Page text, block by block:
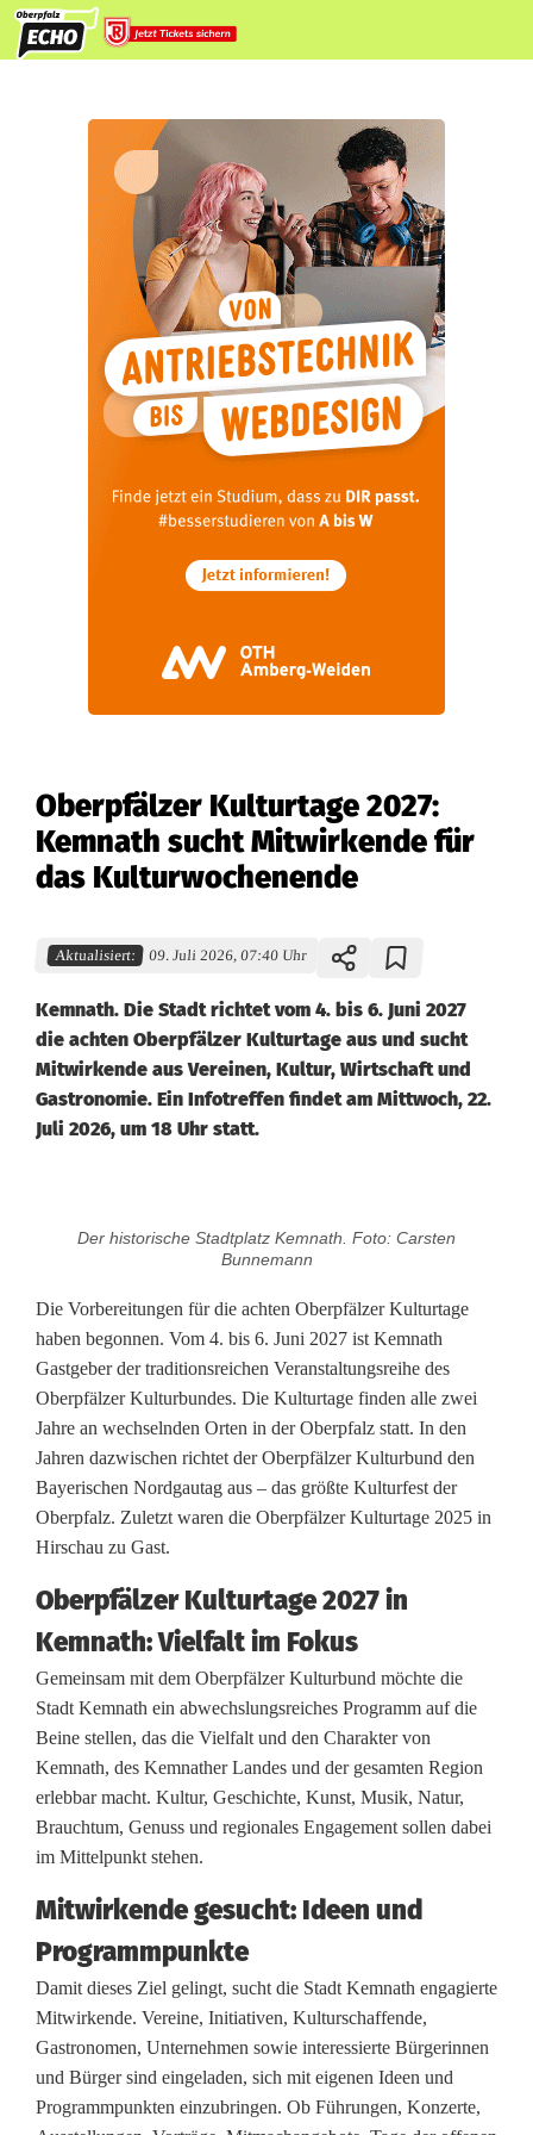
Oberpfälzer Kulturtage 2027:
Kemnath sucht Mitwirkende für
das Kulturwochenende
Aktualisiert: 09. Juli 2026, 07:40 Uhr
Kemnath. Die Stadt richtet vom 4. bis 6. Juni 2027
die achten Oberpfälzer Kulturtage aus und sucht
Mitwirkende aus Vereinen, Kultur, Wirtschaft und
Gastronomie. Ein Infotreffen findet am Mittwoch, 22.
Juli 2026, um 18 Uhr statt.
e
r
p
f
ä
l
e
r
K
u
l
t
u
r
t
a
g
e
Der historische Stadtplatz Kemnath. Foto: Carsten
Bunnemann
Die Vorbereitungen für die achten Oberpfälzer Kulturtage
haben begonnen. Vom 4. bis 6. Juni 2027 ist Kemnath
Gastgeber der traditionsreichen Veranstaltungsreihe des
Oberpfälzer Kulturbundes. Die Kulturtage finden alle zwei
Jahre an wechselnden Orten in der Oberpfalz statt. In den
Jahren dazwischen richtet der Oberpfälzer Kulturbund den
Bayerischen Nordgautag aus – das größte Kulturfest der
Oberpfalz. Zuletzt waren die Oberpfälzer Kulturtage 2025 in
Hirschau zu Gast.
Oberpfälzer Kulturtage 2027 in
Kemnath: Vielfalt im Fokus
Gemeinsam mit dem Oberpfälzer Kulturbund möchte die
Stadt Kemnath ein abwechslungsreiches Programm auf die
Beine stellen, das die Vielfalt und den Charakter von
Kemnath, des Kemnather Landes und der gesamten Region
erlebbar macht. Kultur, Geschichte, Kunst, Musik, Natur,
Brauchtum, Genuss und regionales Engagement sollen dabei
im Mittelpunkt stehen.
Mitwirkende gesucht: Ideen und
Programmpunkte
Damit dieses Ziel gelingt, sucht die Stadt Kemnath engagierte
Mitwirkende. Vereine, Initiativen, Kulturschaffende,
Gastronomen, Unternehmen sowie interessierte Bürgerinnen
und Bürger sind eingeladen, sich mit eigenen Ideen und
Programmpunkten einzubringen. Ob Führungen, Konzerte,